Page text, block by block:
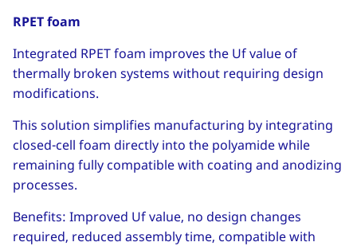
RPET foam
Integrated RPET foam improves the Uf value of
thermally broken systems without requiring design
modifications.
This solution simplifies manufacturing by integrating
closed-cell foam directly into the polyamide while
remaining fully compatible with coating and anodizing
processes.
Benefits: Improved Uf value, no design changes
required, reduced assembly time, compatible with